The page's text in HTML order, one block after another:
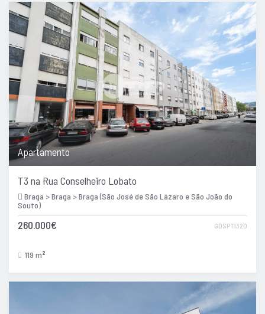
Apartamento
T3 na Rua Conselheiro Lobato
Braga > Braga > Braga (São José de São Lázaro e São João do
Souto)
GDSPT1320
260.000€
119 m 2